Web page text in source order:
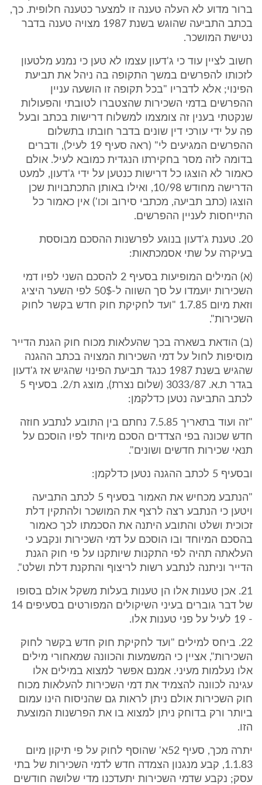
ברור מדוע לא העלה טענה זו למצער כטענה חלופית. כך,
בכתב התביעה שהוגש בשנת 1987 מצויה טענה בדבר
נטישת המושכר.
חשוב לציין עוד כי ג'דעון עצמו לא טען כי נמנע מלטעון
לזכותו להפרשים במשך התקופה בה ניהל את תביעת
הפינוי; אלא לדבריו "בכל תקופה זו הושעה עניין
ההפרשים בדמי השכירות שהצטברו לטובתי והפעולות
שנקטתי בענין זה צומצמו למשלוח דרישות בכתב ובעל
פה על ידי עורכי דין שונים בדבר חובתו בתשלום
ההפרשים המגיעים לי" (ראה סעיף 19 לעיל), ודברים
בדומה לזה מסר בחקירתו הנגדית כמובא לעיל. אולם
כאמור לא הוצגו כל דרישות כנטען על ידי ג'דעון, למעט
הדרישה מחודש 10/98, ואילו באותן התכתבויות שכן
הוצגו (כתב תביעה, מכתבי סירוב וכו') אין כאמור כל
התייחסות לעניין ההפרשים.
20. טענת ג'דעון בנוגע לפרשנות ההסכם מבוססת
בעיקרה על שתי אסמכתאות:
(א) המילים המופיעות בסעיף 2 להסכם השני לפיו דמי
השכירות יועמדו על סך השווה ל-50$ לפי השער היציג
וזאת מיום 1.7.85 "ועד לחקיקת חוק חדש בקשר לחוק
השכירות".
(ב) הודאת בשארה בכך שהעלאות מכוח חוק הגנת הדייר
מוסיפות לחול על דמי השכירות המצויה בכתב ההגנה
שהגיש בשנת 1987 כנגד תביעת הפינוי שהגיש אז ג'דעון
בגדר ת.א. 3033/87 (שלום נצרת), מוצג ת/2. בסעיף 5
לכתב התביעה נטען כדלקמן:
"זה ועוד בתאריך 7.5.85 נחתם בין התובע לנתבע חוזה
חדש שכונה בפי הצדדים הסכם מיוחד לפיו הוסכם על
תנאי שכירות חדשים ושונים".
ובסעיף 5 לכתב ההגנה נטען כדלקמן:
"הנתבע מכחיש את האמור בסעיף 5 לכתב התביעה
ויטען כי הנתבע רצה לרצף את המושכר ולהתקין דלת
זכוכית ושלט והתובע היתנה את הסכמתו לכך כאמור
בהסכם המיוחד ובו הוסכם על דמי השכירות ונקבע כי
העלאתה תהיה לפי התקנות שיותקנו על פי חוק הגנת
הדייר וניתנה לנתבע רשות לריצוף והתקנת דלת ושלט".
21. אכן טענות אלו הן טענות בעלות משקל אולם בסופו
של דבר גוברים בעיני השיקולים המפורטים בסעיפים 14
- 19 לעיל על פני טענות אלו.
22. ביחס למילים "ועד לחקיקת חוק חדש בקשר לחוק
השכירות", אציין כי המשמעות והכוונה שמאחורי מילים
אלו נעלמות מעיני. אמנם אפשר למצוא במילים אלו
עגינה לכוונה להצמיד את דמי השכירות להעלאות מכוח
חוק השכירות אולם ניתן לראות גם שהניסוח הינו עמום
ביותר ורק בדוחק ניתן למצוא בו את הפרשנות המוצעת
הזו.
יתרה מכך, סעיף 52א' שהוסף לחוק על פי תיקון מיום
1.1.83, קבע מנגנון הצמדה חדש לדמי השכירות של בתי
עסק; נקבע שדמי השכירות יתעדכנו מדי שלושה חודשים